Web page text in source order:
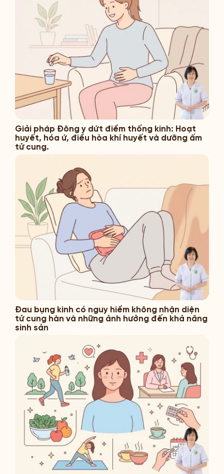
Giải pháp Đông y dứt điểm thống kinh: Hoạt
huyết, hóa ứ, điều hòa khí huyết và dưỡng ấm
tử cung.
Đau bụng kinh có nguy hiểm không nhận diện
tử cung hàn và những ảnh hưởng đến khả năng
sinh sản